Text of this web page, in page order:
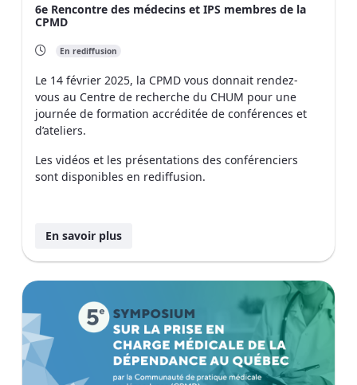
6e Rencontre des médecins et IPS membres de la
CPMD
En rediffusion
Le 14 février 2025, la CPMD vous donnait rendez-
vous au Centre de recherche du CHUM pour une
journée de formation accréditée de conférences et
d’ateliers.
Les vidéos et les présentations des conférenciers
sont disponibles en rediffusion.
En savoir plus